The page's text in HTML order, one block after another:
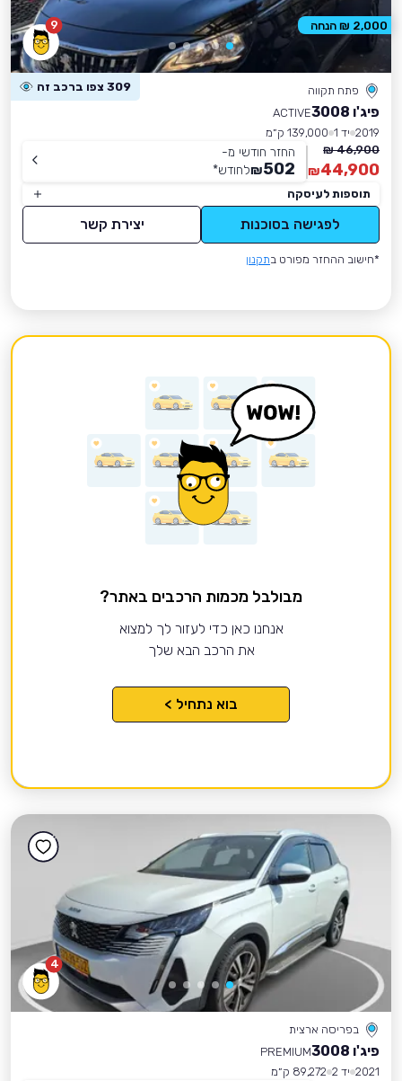
9
פתח תקווה 309 צפו ברכב זה
פיג'ו 3008
ACTIVE
2019 יד 1
139,000 ק״מ
46,900 ₪
44,900
₪
החזר חודשי מ-
502
₪לחודש*
תוספות לעיסקה
לפגישה בסוכנות יצירת קשר
*חישוב ההחזר מפורט בתקנון
2,000 ₪ הנחה
מבולבל מכמות הרכבים באתר?
אנחנו כאן כדי לעזור לך למצוא
את הרכב הבא שלך
בוא נתחיל >
4
בפריסה ארצית
פיג'ו 3008
PREMIUM
2021 יד 2
89,272 ק״מ